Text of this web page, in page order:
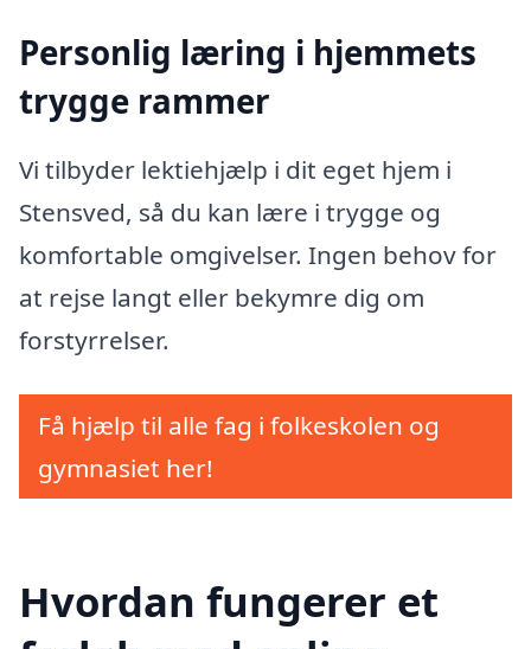
Personlig læring i hjemmets
trygge rammer
Vi tilbyder lektiehjælp i dit eget hjem i
Stensved, så du kan lære i trygge og
komfortable omgivelser. Ingen behov for
at rejse langt eller bekymre dig om
forstyrrelser.
Få hjælp til alle fag i folkeskolen og
gymnasiet her!
Hvordan fungerer et